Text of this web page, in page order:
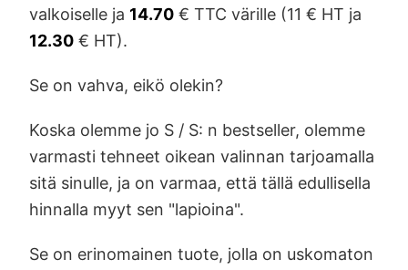
valkoiselle ja 14.70 € TTC värille (11 € HT ja
12.30 € HT).
Se on vahva, eikö olekin?
Koska olemme jo S / S: n bestseller, olemme
varmasti tehneet oikean valinnan tarjoamalla
sitä sinulle, ja on varmaa, että tällä edullisella
hinnalla myyt sen "lapioina".
Se on erinomainen tuote, jolla on uskomaton